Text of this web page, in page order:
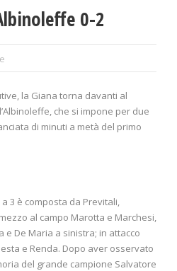
0-2
la Giana torna davanti al
che si impone per due
di minuti a metà del primo
3 è composta da Previtali,
al campo Marotta e Marchesi,
De Maria a sinistra; in attacco
e Renda. Dopo aver osservato
del grande campione Salvatore